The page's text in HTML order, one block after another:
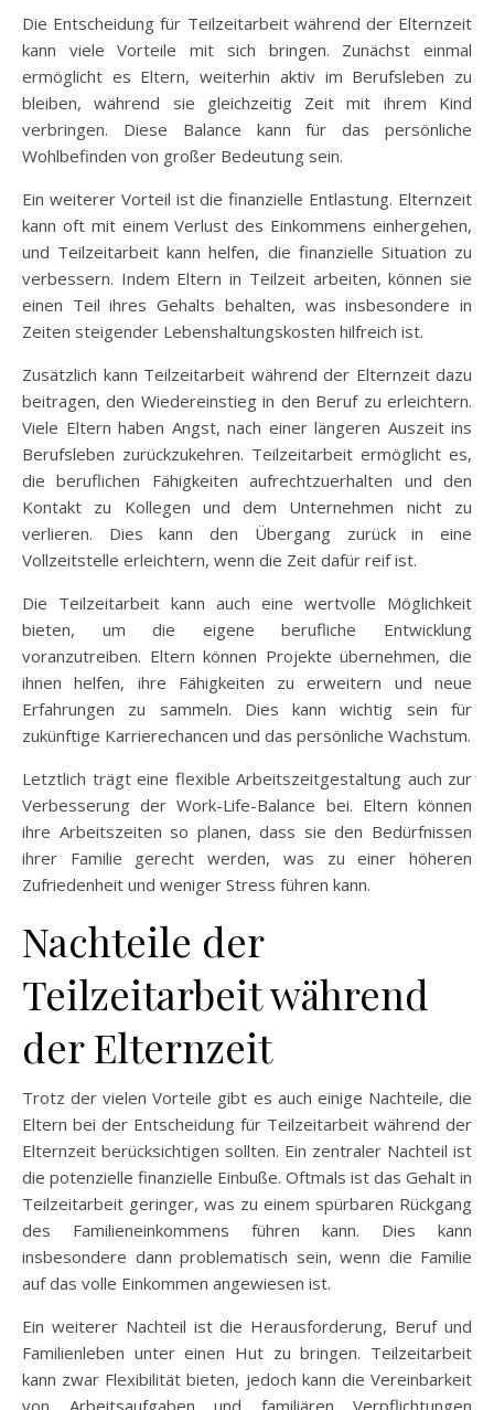
Die Entscheidung für Teilzeitarbeit während der Elternzeit
kann viele Vorteile mit sich bringen. Zunächst einmal
ermöglicht es Eltern, weiterhin aktiv im Berufsleben zu
bleiben, während sie gleichzeitig Zeit mit ihrem Kind
verbringen. Diese Balance kann für das persönliche
Wohlbefinden von großer Bedeutung sein.
Ein weiterer Vorteil ist die finanzielle Entlastung. Elternzeit
kann oft mit einem Verlust des Einkommens einhergehen,
und Teilzeitarbeit kann helfen, die finanzielle Situation zu
verbessern. Indem Eltern in Teilzeit arbeiten, können sie
einen Teil ihres Gehalts behalten, was insbesondere in
Zeiten steigender Lebenshaltungskosten hilfreich ist.
Zusätzlich kann Teilzeitarbeit während der Elternzeit dazu
beitragen, den Wiedereinstieg in den Beruf zu erleichtern.
Viele Eltern haben Angst, nach einer längeren Auszeit ins
Berufsleben zurückzukehren. Teilzeitarbeit ermöglicht es,
die beruflichen Fähigkeiten aufrechtzuerhalten und den
Kontakt zu Kollegen und dem Unternehmen nicht zu
verlieren. Dies kann den Übergang zurück in eine
Vollzeitstelle erleichtern, wenn die Zeit dafür reif ist.
Die Teilzeitarbeit kann auch eine wertvolle Möglichkeit
bieten, um die eigene berufliche Entwicklung
voranzutreiben. Eltern können Projekte übernehmen, die
ihnen helfen, ihre Fähigkeiten zu erweitern und neue
Erfahrungen zu sammeln. Dies kann wichtig sein für
zukünftige Karrierechancen und das persönliche Wachstum.
Letztlich trägt eine flexible Arbeitszeitgestaltung auch zur
Verbesserung der Work-Life-Balance bei. Eltern können
ihre Arbeitszeiten so planen, dass sie den Bedürfnissen
ihrer Familie gerecht werden, was zu einer höheren
Zufriedenheit und weniger Stress führen kann.
Nachteile der
Teilzeitarbeit während
der Elternzeit
Trotz der vielen Vorteile gibt es auch einige Nachteile, die
Eltern bei der Entscheidung für Teilzeitarbeit während der
Elternzeit berücksichtigen sollten. Ein zentraler Nachteil ist
die potenzielle finanzielle Einbuße. Oftmals ist das Gehalt in
Teilzeitarbeit geringer, was zu einem spürbaren Rückgang
des Familieneinkommens führen kann. Dies kann
insbesondere dann problematisch sein, wenn die Familie
auf das volle Einkommen angewiesen ist.
Ein weiterer Nachteil ist die Herausforderung, Beruf und
Familienleben unter einen Hut zu bringen. Teilzeitarbeit
kann zwar Flexibilität bieten, jedoch kann die Vereinbarkeit
von Arbeitsaufgaben und familiären Verpflichtungen